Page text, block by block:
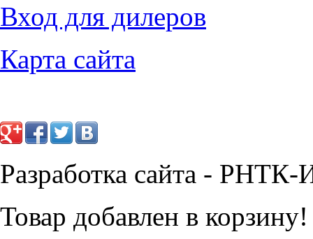
Вход для дилеров
Карта сайта
Разработка сайта - РНТК-
Товар добавлен в корзину!